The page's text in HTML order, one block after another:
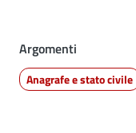
Argomenti
Anagrafe e stato civile